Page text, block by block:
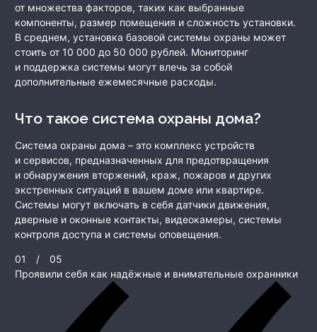
от множества факторов, таких как выбранные
компоненты, размер помещения и сложность установки.
В среднем, установка базовой системы охраны может
стоить от 10 000 до 50 000 рублей. Мониторинг
и поддержка системы могут влечь за собой
дополнительные ежемесячные расходы.
Что такое система охраны дома?
Система охраны дома – это комплекс устройств
и сервисов, предназначенных для предотвращения
и обнаружения вторжений, краж, пожаров и других
экстренных ситуаций в вашем доме или квартире.
Системы могут включать в себя датчики движения,
дверные и оконные контакты, видеокамеры, системы
контроля доступа и системы оповещения.
01 /
05
Проявили себя как надёжные и внимательные охранники